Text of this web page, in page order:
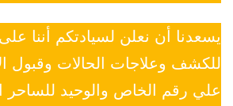
يسعدنا أن نعلن لسيادتكم أننا
للكشف وعلاجات الحالات وقبول
علي رقم الخاص والوحيد للساحر